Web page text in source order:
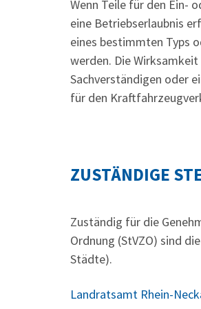
Wenn Teile für den Ein-
eine Betriebserlaubnis
eines bestimmten Typs
werden. Die
Sachverständigen oder
für den
ZUSTÄNDIGE
Zuständig für die
Ordnung (StVZO) sind
Städte).
Landratsamt Rhein-